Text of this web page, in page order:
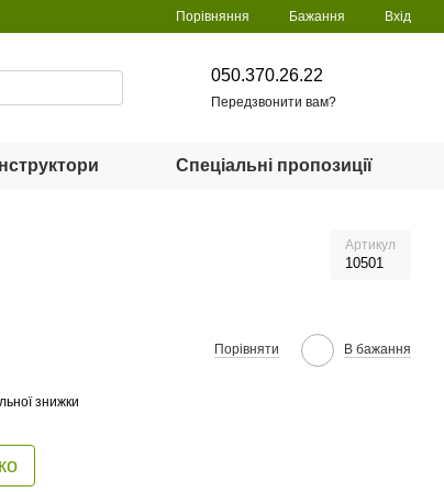
Порівняння Бажання Вхід
050.370.26.22
Передзвонити вам?
Спеціальні пропозиції
Артикул
10501
Порівняти В бажання
знижки